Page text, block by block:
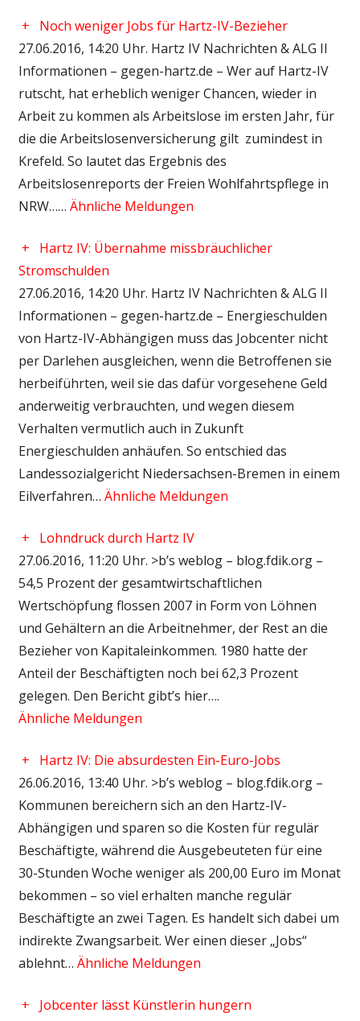
+
Noch weniger Jobs für Hartz-IV-Bezieher
27.06.2016, 14:20 Uhr. Hartz IV Nachrichten & ALG II
Informationen – gegen-hartz.de – Wer auf Hartz-IV
rutscht, hat erheblich weniger Chancen, wieder in
Arbeit zu kommen als Arbeitslose im ersten Jahr, für
die die Arbeitslosenversicherung gilt  zumindest in
Krefeld. So lautet das Ergebnis des
Arbeitslosenreports der Freien Wohlfahrtspflege in
NRW…… Ähnliche Meldungen
+
Hartz IV: Übernahme missbräuchlicher
Stromschulden
27.06.2016, 14:20 Uhr. Hartz IV Nachrichten & ALG II
Informationen – gegen-hartz.de – Energieschulden
von Hartz-IV-Abhängigen muss das Jobcenter nicht
per Darlehen ausgleichen, wenn die Betroffenen sie
herbeiführten, weil sie das dafür vorgesehene Geld
anderweitig verbrauchten, und wegen diesem
Verhalten vermutlich auch in Zukunft
Energieschulden anhäufen. So entschied das
Landessozialgericht Niedersachsen-Bremen in einem
Eilverfahren… Ähnliche Meldungen
+
Lohndruck durch Hartz IV
27.06.2016, 11:20 Uhr. >b’s weblog – blog.fdik.org –
54,5 Prozent der gesamtwirtschaftlichen
Wertschöpfung flossen 2007 in Form von Löhnen
und Gehältern an die Arbeitnehmer, der Rest an die
Bezieher von Kapitaleinkommen. 1980 hatte der
Anteil der Beschäftigten noch bei 62,3 Prozent
gelegen. Den Bericht gibt’s hier….
Ähnliche Meldungen
+
Hartz IV: Die absurdesten Ein-Euro-Jobs
26.06.2016, 13:40 Uhr. >b’s weblog – blog.fdik.org –
Kommunen bereichern sich an den Hartz-IV-
Abhängigen und sparen so die Kosten für regulär
Beschäftigte, während die Ausgebeuteten für eine
30-Stunden Woche weniger als 200,00 Euro im Monat
bekommen – so viel erhalten manche regulär
Beschäftigte an zwei Tagen. Es handelt sich dabei um
indirekte Zwangsarbeit. Wer einen dieser „Jobs“
ablehnt… Ähnliche Meldungen
+
Jobcenter lässt Künstlerin hungern